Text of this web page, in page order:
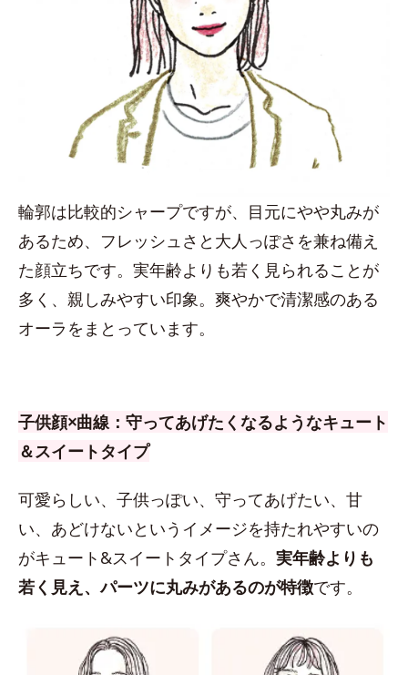
輪郭は比較的シャープですが、目元にやや丸みが
あるため、フレッシュさと大人っぽさを兼ね備え
た顔立ちです。実年齢よりも若く見られることが
多く、親しみやすい印象。爽やかで清潔感のある
オーラをまとっています。
子供顔×曲線：守ってあげたくなるようなキュート
＆スイートタイプ
可愛らしい、子供っぽい、守ってあげたい、甘
い、あどけないというイメージを持たれやすいの
がキュート&スイートタイプさん。 実年齢よりも
若く見え、パーツに丸みがあるのが特徴です。